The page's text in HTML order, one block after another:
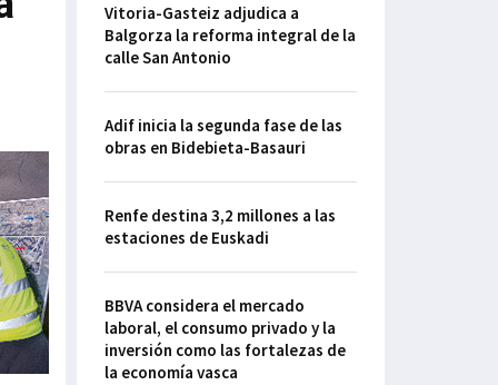
Vitoria-Gasteiz adjudica a
Balgorza la reforma integral de la
calle San Antonio
Adif inicia la segunda fase de las
obras en Bidebieta-Basauri
Renfe destina 3,2 millones a las
estaciones de Euskadi
BBVA considera el mercado
laboral, el consumo privado y la
inversión como las fortalezas de
la economía vasca